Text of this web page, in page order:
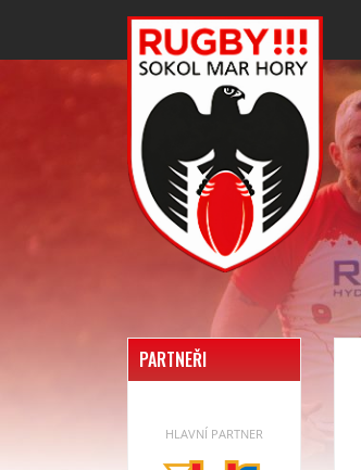
PARTNEŘI
HLAVNÍ PARTNER